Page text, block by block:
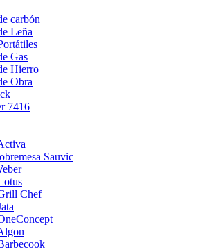
carbón
Leña
Gas
Hierro
Obra
7416
Sauvic
Chef